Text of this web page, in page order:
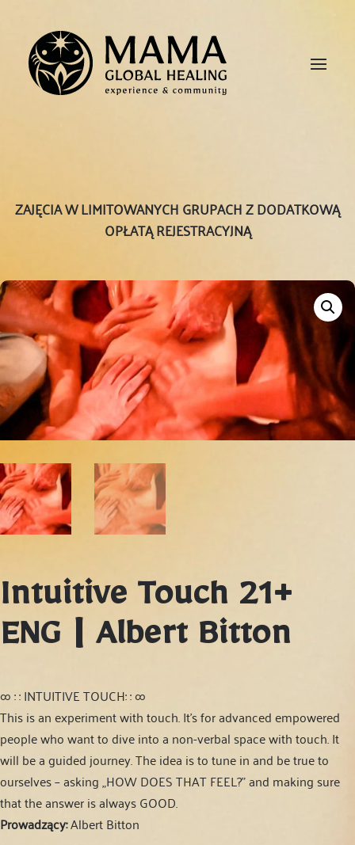
ZAJĘCIA W LIMITOWANYCH GRUPACH Z DODATKOWĄ
OPŁATĄ REJESTRACYJNĄ
Intuitive Touch 21+
ENG | Albert Bitton
∞ : : INTUITIVE TOUCH: : ∞
This is an experiment with touch. It’s for advanced empowered
people who want to dive into a non-verbal space with touch. It
will be a guided journey. The idea is to tune in and be true to
ourselves – asking „HOW DOES THAT FEEL?” and making sure
that the answer is always GOOD.
Prowadzący:Albert Bitton